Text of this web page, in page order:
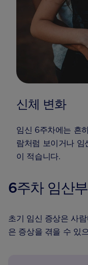
신체 변화
임신 6주차에는 흔
람처럼 보이거나 임
이 적습니다.
6주차 임산
초기 임신 증상은 사
은 증상을 겪을 수 있